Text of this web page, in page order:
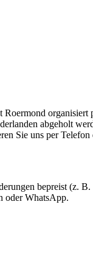
Roermond
abgeholt
Sie uns per
bepreist
oder WhatsApp.